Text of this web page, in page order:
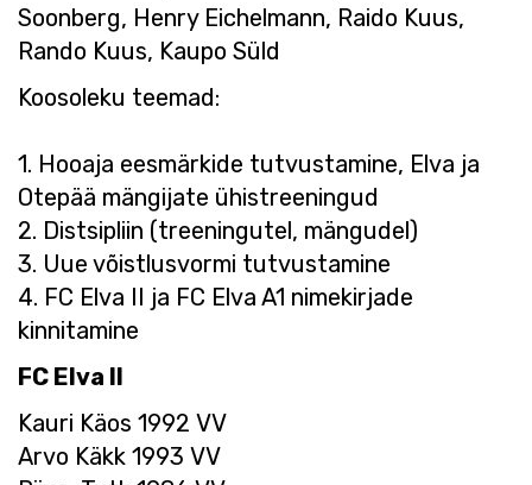
Soonberg, Henry Eichelmann, Raido Kuus,
Rando Kuus, Kaupo Süld
Koosoleku teemad:
1. Hooaja eesmärkide tutvustamine, Elva ja
Otepää mängijate ühistreeningud
2. Distsipliin (treeningutel, mängudel)
3. Uue võistlusvormi tutvustamine
4. FC Elva II ja FC Elva A1 nimekirjade
kinnitamine
FC Elva II
Kauri Käos 1992 VV
Arvo Käkk 1993 VV